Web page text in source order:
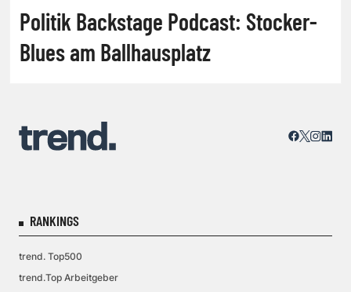
Politik Backstage Podcast: Stocker-
Blues am Ballhausplatz
RANKINGS
trend. Top500
trend.Top Arbeitgeber